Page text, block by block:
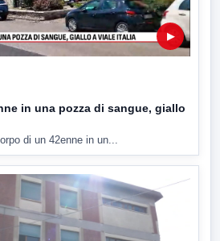
▶
in una pozza di sangue, giallo
di un 42enne in un...